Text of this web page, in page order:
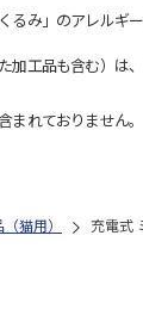
み」のアレルギ
工品も含む）は
れておりません。
猫用）
充電式